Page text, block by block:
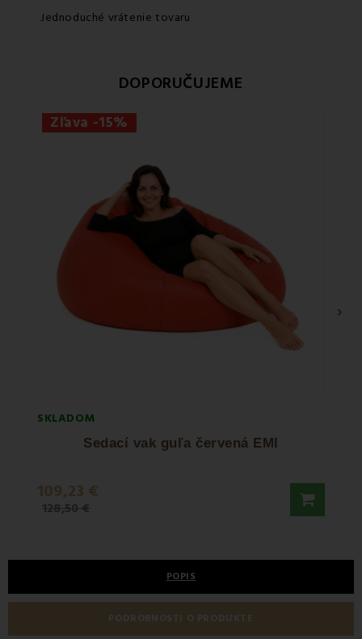
Jednoduché vrátenie tovaru
DOPORUČUJEME
Zľava -15%
SKLADOM
Sedací vak guľa červená EMI
109,23 €
128,50 €
›
POPIS
PODROBNOSTI O PRODUKTE